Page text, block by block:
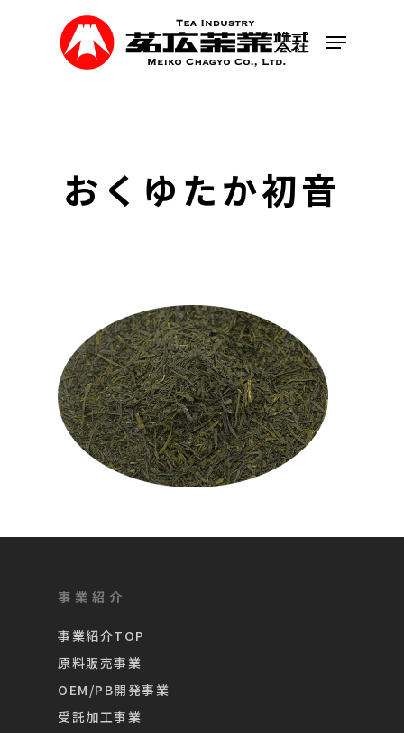
Menu
おくゆたか初音
事業紹介
事業紹介TOP
原料販売事業
OEM/PB開発事業
受託加工事業